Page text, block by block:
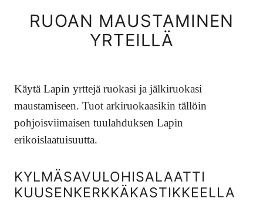
RUOAN MAUSTAMINEN
YRTEILLÄ
Käytä Lapin yrttejä ruokasi ja jälkiruokasi
maustamiseen. Tuot arkiruokaasikin tällöin
pohjoisviimaisen tuulahduksen Lapin
erikoislaatuisuutta.
KYLMÄSAVULOHISALAATTI
KUUSENKERKKÄKASTIKKEELLA